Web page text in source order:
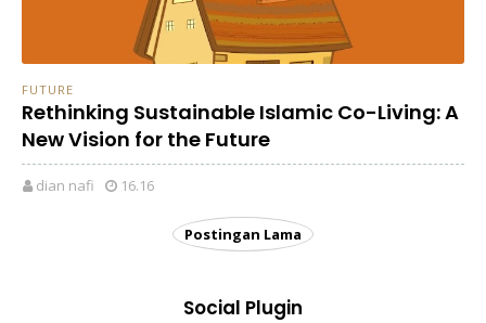
FUTURE
Rethinking Sustainable Islamic Co-Living: A
New Vision for the Future
dian nafi 16.16
Postingan Lama
Social Plugin